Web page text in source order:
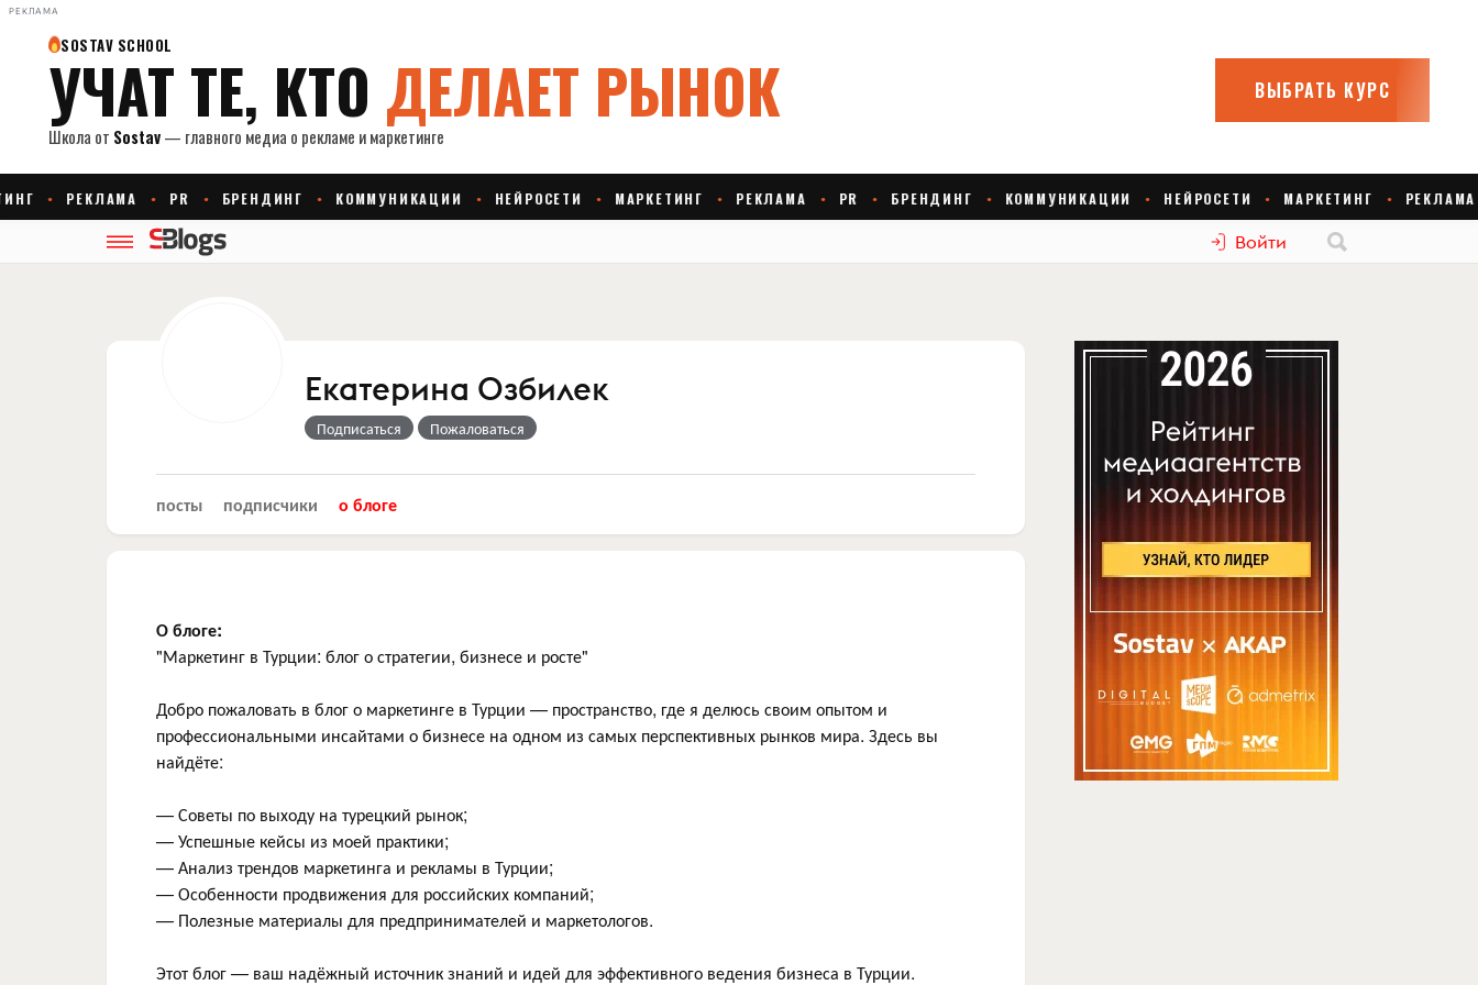
РЕКЛАМА
Войти
Екатерина Озбилек
Подписаться Пожаловаться
посты подписчики о блоге
О блоге:
"Маркетинг в Турции: блог о стратегии, бизнесе и росте"
Добро пожаловать в блог о маркетинге в Турции — пространство, где я делюсь своим опытом и
профессиональными инсайтами о бизнесе на одном из самых перспективных рынков мира. Здесь вы
найдёте:
— Советы по выходу на турецкий рынок;
— Успешные кейсы из моей практики;
— Анализ трендов маркетинга и рекламы в Турции;
— Особенности продвижения для российских компаний;
— Полезные материалы для предпринимателей и маркетологов.
Этот блог — ваш надёжный источник знаний и идей для эффективного ведения бизнеса в Турции.